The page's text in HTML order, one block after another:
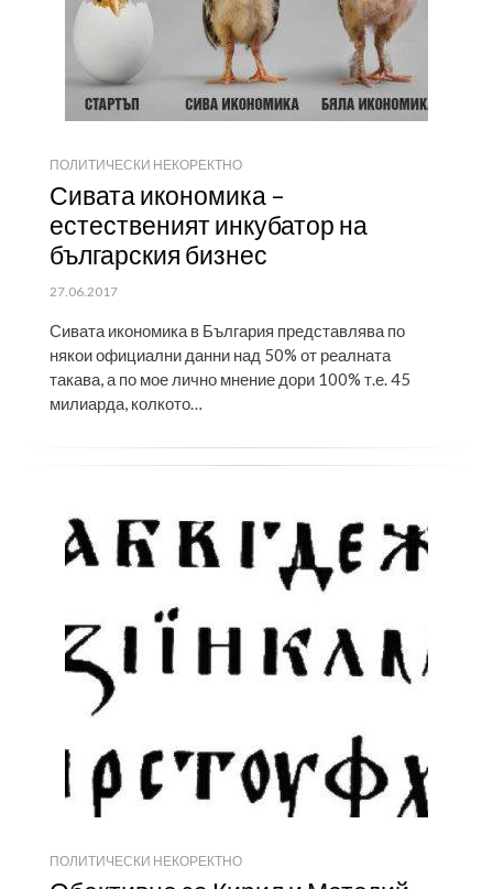
ПОЛИТИЧЕСКИ НЕКОРЕКТНО
Сивата икономика –
естественият инкубатор на
българския бизнес
ПУБЛИКУВАНО
27.06.2017
Сивата икономика в България представлява по
някои официални данни над 50% от реалната
такава, а по мое лично мнение дори 100% т.е. 45
милиарда, колкото…
ПОЛИТИЧЕСКИ НЕКОРЕКТНО